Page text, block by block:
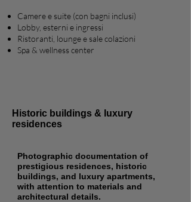
Camere e suite (con bagni inclusi)
Lobby, esterni e ingressi
Ristoranti, lounge e sale colazioni
Spa & wellness center
Historic buildings & luxury
residences
Photographic documentation of
prestigious residences, historic
buildings, and luxury apartments,
with attention to materials and
architectural details.